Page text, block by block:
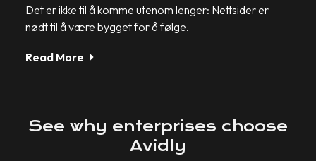
Det er ikke til å komme utenom lenger: Nettsider er
nødt til å være bygget for å følge.
Read More
See why enterprises choose
Avidly